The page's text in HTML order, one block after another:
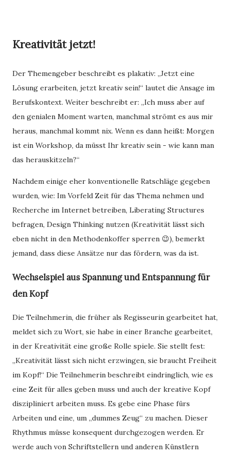
Kreativität jetzt!
Der Themengeber beschreibt es plakativ: „Jetzt eine
Lösung erarbeiten, jetzt kreativ sein!“ lautet die Ansage im
Berufskontext. Weiter beschreibt er: „Ich muss aber auf
den genialen Moment warten, manchmal strömt es aus mir
heraus, manchmal kommt nix. Wenn es dann heißt: Morgen
ist ein Workshop, da müsst Ihr kreativ sein - wie kann man
das herauskitzeln?“
Nachdem einige eher konventionelle Ratschläge gegeben
wurden, wie: Im Vorfeld Zeit für das Thema nehmen und
Recherche im Internet betreiben, Liberating Structures
befragen, Design Thinking nutzen (Kreativität lässt sich
eben nicht in den Methodenkoffer sperren 😉), bemerkt
jemand, dass diese Ansätze nur das fördern, was da ist.
Wechselspiel aus Spannung und Entspannung für
den Kopf
Die Teilnehmerin, die früher als Regisseurin gearbeitet hat,
meldet sich zu Wort, sie habe in einer Branche gearbeitet,
in der Kreativität eine große Rolle spiele. Sie stellt fest:
„Kreativität lässt sich nicht erzwingen, sie braucht Freiheit
im Kopf!“ Die Teilnehmerin beschreibt eindringlich, wie es
eine Zeit für alles geben muss und auch der kreative Kopf
diszipliniert arbeiten muss. Es gebe eine Phase fürs
Arbeiten und eine, um „dummes Zeug“ zu machen. Dieser
Rhythmus müsse konsequent durchgezogen werden. Er
werde auch von Schriftstellern und anderen Künstlern